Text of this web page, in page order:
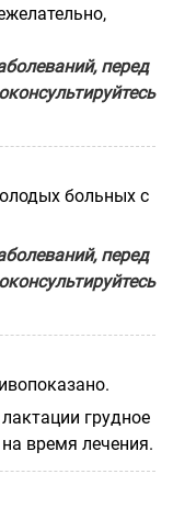
перед
больных с
перед
грудное
время лечения.